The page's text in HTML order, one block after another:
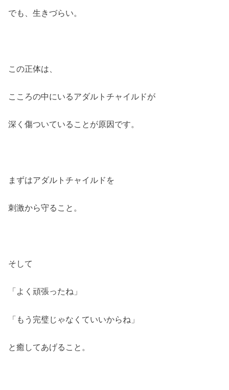
でも、生きづらい。
この正体は、
こころの中にいるアダルトチャイルドが
深く傷ついていることが原因です。
まずはアダルトチャイルドを
刺激から守ること。
そして
「よく頑張ったね」
「もう完璧じゃなくていいからね」
と癒してあげること。